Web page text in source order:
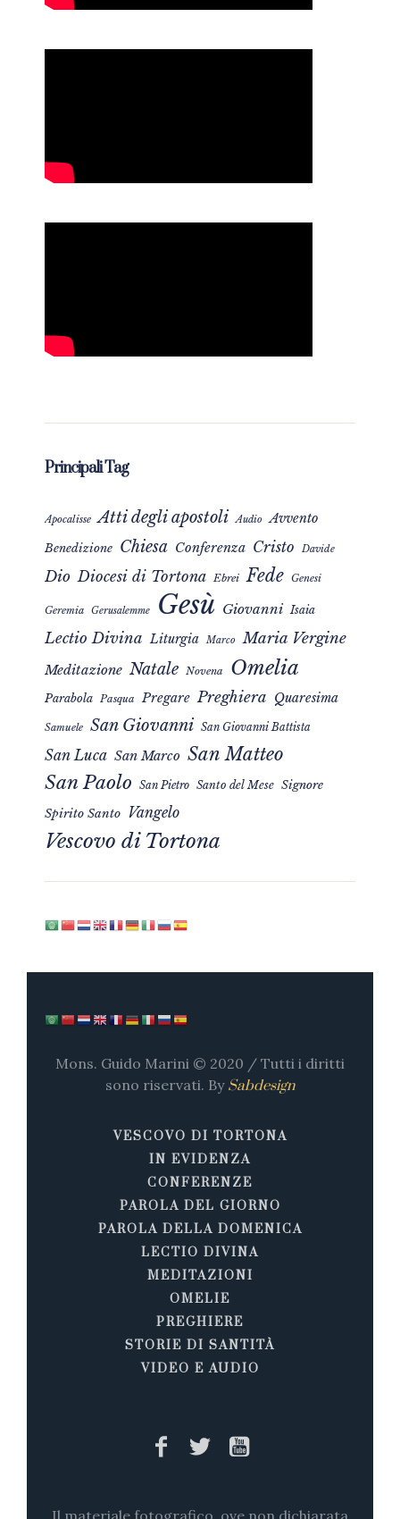
Principali Tag
Apocalisse Atti degli apostoli Audio Avvento
Benedizione Chiesa Conferenza Cristo Davide
Dio Diocesi di Tortona Ebrei Fede Genesi
Geremia Gerusalemme Gesù Giovanni Isaia
Lectio Divina Liturgia Marco Maria Vergine
Meditazione Natale Novena Omelia
Parabola Pasqua Pregare Preghiera Quaresima
Samuele San Giovanni San Giovanni Battista
San Luca San Marco San Matteo
San Paolo San Pietro Santo del Mese Signore
Spirito Santo Vangelo
Vescovo di Tortona
Mons. Guido Marini © 2020 / Tutti i diritti
sono riservati. By Sabdesign
VESCOVO DI TORTONA
IN EVIDENZA
CONFERENZE
PAROLA DEL GIORNO
PAROLA DELLA DOMENICA
LECTIO DIVINA
MEDITAZIONI
OMELIE
PREGHIERE
STORIE DI SANTITÀ
VIDEO E AUDIO